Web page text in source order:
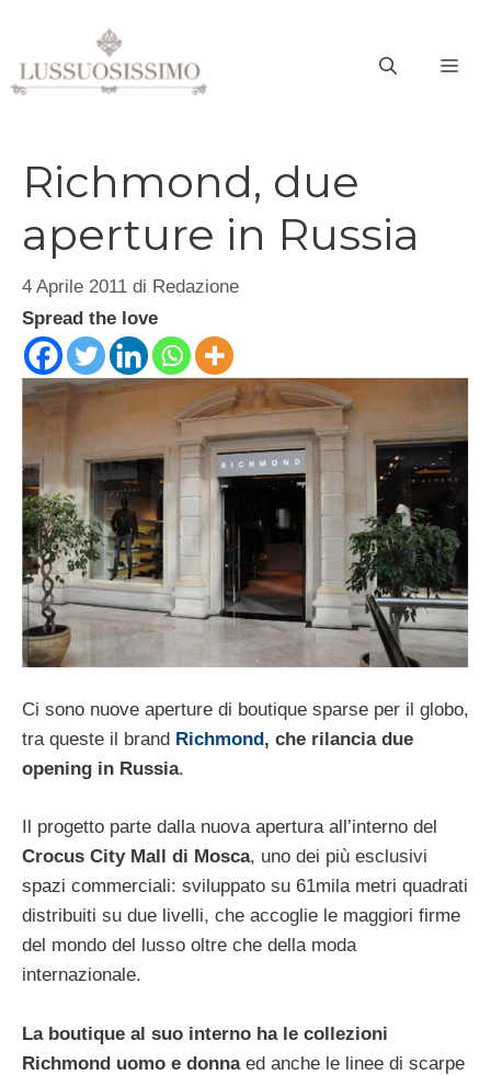
contenuto
Richmond, due
aperture in Russia
4 Aprile 2011 di Redazione
Spread the love
Ci sono nuove aperture di boutique sparse per il globo,
tra queste il brand Richmond, che rilancia due
opening in Russia.
Il progetto parte dalla nuova apertura all’interno del
Crocus City Mall di Mosca, uno dei più esclusivi
spazi commerciali: sviluppato su 61mila metri quadrati
distribuiti su due livelli, che accoglie le maggiori firme
del mondo del lusso oltre che della moda
internazionale.
La boutique al suo interno ha le collezioni
Richmond uomo e donnaed anche le linee di scarpe